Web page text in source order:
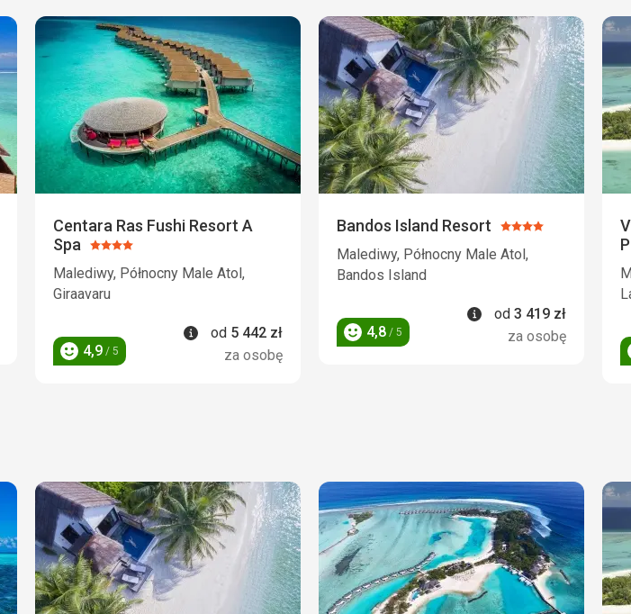
Centara Ras Fushi Resort A
Spa Ocena:
4/5
Malediwy, Północny Male Atol,
Giraavaru
Ocena
4,9 / 5
Informacje
od 5 442 zł
za osobę
Bandos Island Resort Ocena:
4/5
Malediwy, Północny Male Atol,
Bandos Island
Ocena
4,8 / 5
Informacje
od 3 419 zł
za osobę